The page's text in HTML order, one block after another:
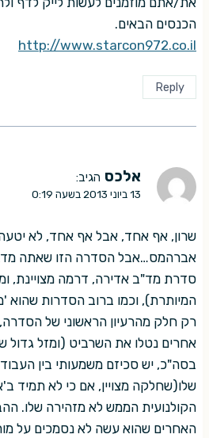
הכנסים הבאים.
http://www.starcon972.co.il
Reply
אלכס הגיב:
13 ביוני 2013 בשעה 0:19
שרון, אף אחד, אבל אף אחד, לא יטעה
אברהמס…אבל הסדרה הזו שאתה
המיותרת), וכמו ברוב הסדרות שהוא
רק חלק מהרעיון הראשוני של
אחרים נטלו את השרביט (ומזל גדול
בסה"כ, יש סכיזם משמעותי בין
שלו(שחלקה מצויין, אם כי לא תמיד
הקולנועית הממש לא מזהירה שלו.
האחרים שהוא עשה לא נסמכים על